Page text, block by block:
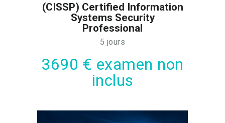
(CISSP) Certified Information
Systems Security
Professional
5 jours
3690 € examen non
inclus